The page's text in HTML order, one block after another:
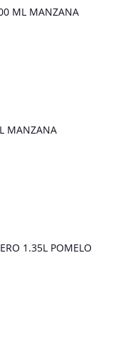
ML MANZANA
MANZANA
1.35L POMELO